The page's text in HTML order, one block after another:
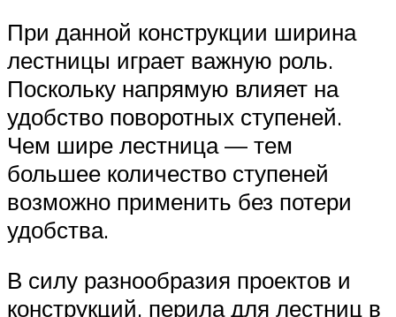
При данной конструкции ширина
лестницы играет важную роль.
Поскольку напрямую влияет на
удобство поворотных ступеней.
Чем шире лестница — тем
большее количество ступеней
возможно применить без потери
удобства.
В силу разнообразия проектов и
конструкций, перила для лестниц в